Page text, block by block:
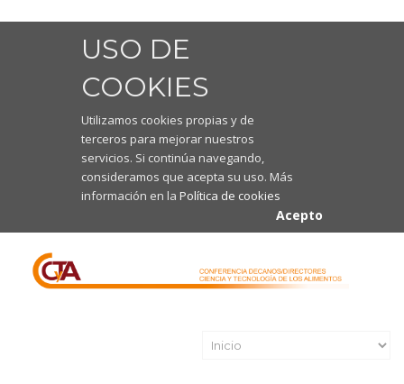
USO DE
COOKIES
Utilizamos cookies propias y de
terceros para mejorar nuestros
servicios. Si continúa navegando,
consideramos que acepta su uso. Más
información en la Política de cookies
Acepto